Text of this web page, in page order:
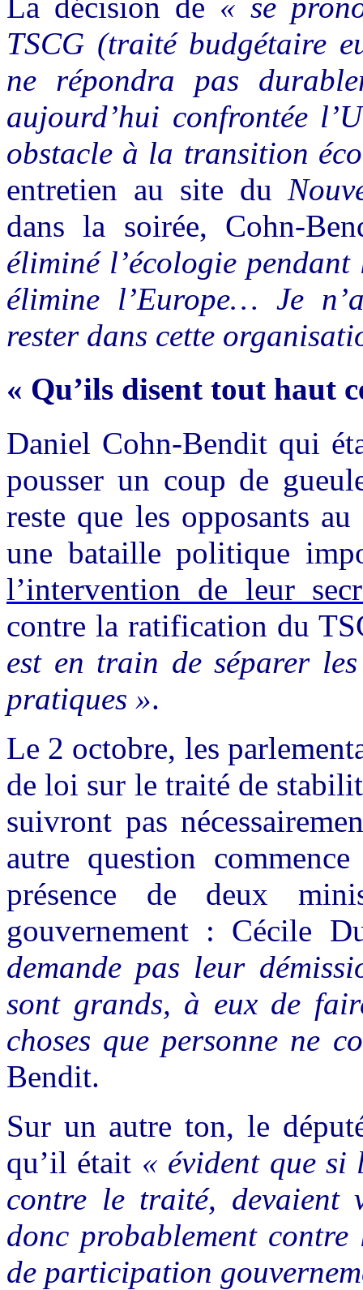
La décision de « se
TSCG (traité budgétaire
ne répondra pas
aujourd’hui confrontée
obstacle à la transition
entretien au site du
dans la soirée, Cohn-
éliminé l’écologie
élimine l’Europe… Je
rester dans cette
« Qu’ils disent tout haut
Daniel Cohn-Bendit qui
pousser un coup de
reste que les opposants
une bataille politique
l’intervention de leur
contre la ratification du
est en train de séparer
pratiques ».
Le 2 octobre, les
de loi sur le traité de
suivront pas
autre question
présence de deux
gouvernement : Cécile
demande pas leur
sont grands, à eux de
choses que personne ne
Bendit.
Sur un autre ton, le
qu’il était « évident que si
contre le traité,
donc probablement
de participation